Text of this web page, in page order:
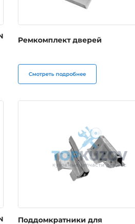
Ремкомплект дверей
Смотреть подробнее
Поддомкратники для